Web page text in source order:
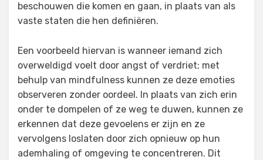
beschouwen die komen en gaan, in plaats van als
vaste staten die hen definiëren.
Een voorbeeld hiervan is wanneer iemand zich
overweldigd voelt door angst of verdriet; met
behulp van mindfulness kunnen ze deze emoties
observeren zonder oordeel. In plaats van zich erin
onder te dompelen of ze weg te duwen, kunnen ze
erkennen dat deze gevoelens er zijn en ze
vervolgens loslaten door zich opnieuw op hun
ademhaling of omgeving te concentreren. Dit